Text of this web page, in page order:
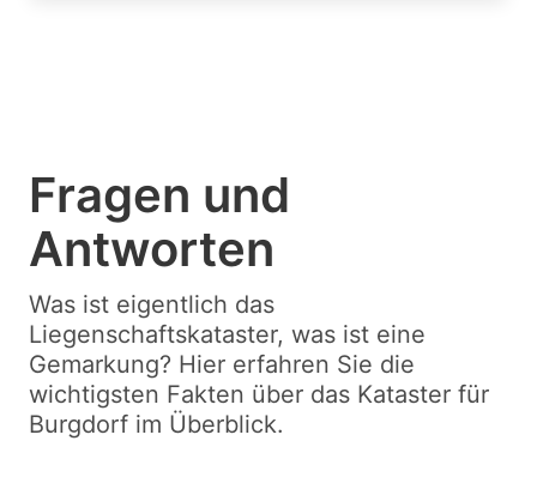
Fragen und
Antworten
Was ist eigentlich das
Liegenschaftskataster, was ist eine
Gemarkung? Hier erfahren Sie die
wichtigsten Fakten über das Kataster für
Burgdorf im Überblick.